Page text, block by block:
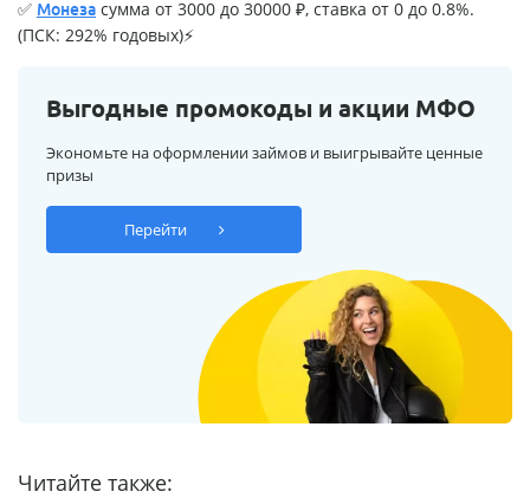
✅ Монеза сумма от 3000 до 30000 ₽, ставка от 0 до 0.8%.
(ПСК: 292% годовых)⚡
Выгодные промокоды и акции МФО
Экономьте на оформлении займов и выигрывайте ценные
призы
Перейти
Читайте также: